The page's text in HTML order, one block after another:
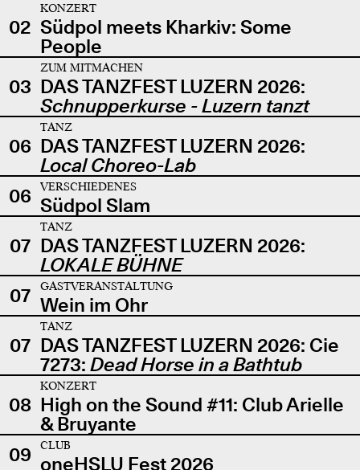
02
KONZERT
Südpol meets Kharkiv: Some
People
03
ZUM MITMACHEN
DAS TANZFEST LUZERN 2026:
Schnupperkurse - Luzern tanzt
06
TANZ
DAS TANZFEST LUZERN 2026:
Local Choreo-Lab
06
VERSCHIEDENES
Südpol Slam
07
TANZ
DAS TANZFEST LUZERN 2026:
LOKALE BÜHNE
07
GASTVERANSTALTUNG
Wein im Ohr
07
TANZ
DAS TANZFEST LUZERN 2026: Cie
7273: Dead Horse in a Bathtub
08
KONZERT
High on the Sound #11: Club Arielle
& Bruyante
09
CLUB
oneHSLU Fest 2026